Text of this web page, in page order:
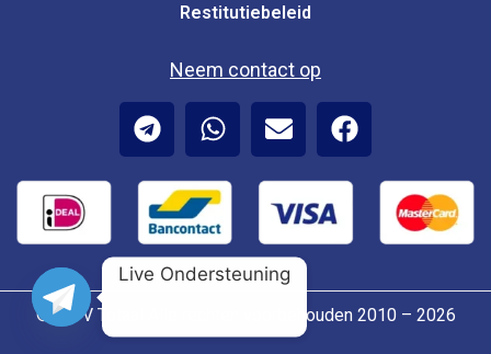
Restitutiebeleid
Neem contact op
© IPTV Totaal Alle rechten voorbehouden 2010 – 2026
Live Ondersteuning